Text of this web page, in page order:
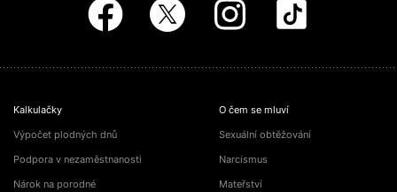
Kalkulačky
Výpočet plodných dnů
Podpora v nezaměstnanosti
Nárok na porodné
O čem se mluví
Sexuální obtěžování
Narcismus
Mateřství